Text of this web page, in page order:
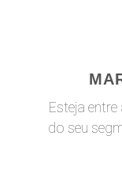
Esteja
do seu